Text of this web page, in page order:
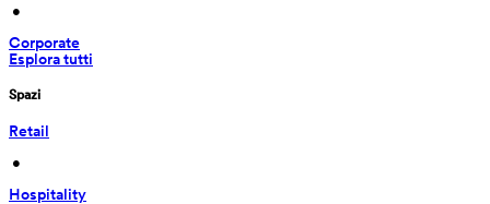
•
Corporate
Esplora tutti
Spazi
Retail
•
Hospitality